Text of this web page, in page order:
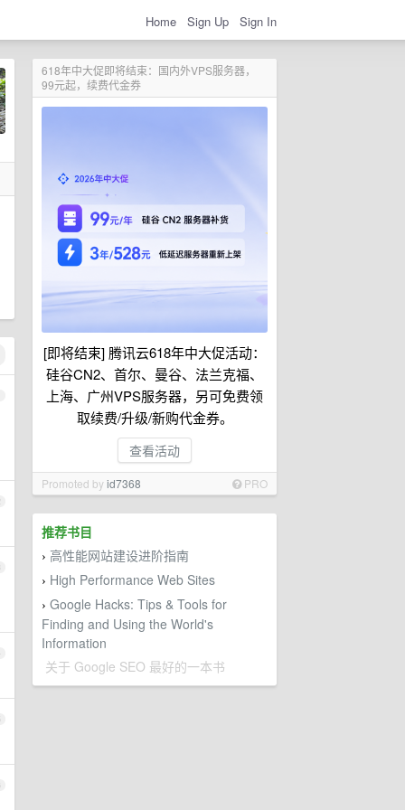
Home Sign Up Sign In
618年中大促即将结束：国内外VPS服务器，
99元起，续费代金券
[即将结束] 腾讯云618年中大促活动：
硅谷CN2、首尔、曼谷、法兰克福、
上海、广州VPS服务器，另可免费领
取续费/升级/新购代金券。
查看活动
Promoted byid7368 PRO
推荐书目
› 高性能网站建设进阶指南
› High Performance Web Sites
› Google Hacks: Tips & Tools for
Finding and Using the World's
Information
关于 Google SEO 最好的一本书